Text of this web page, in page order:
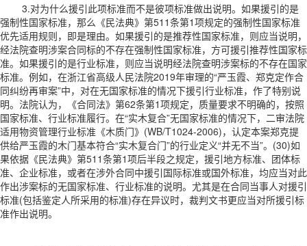
3.对为什么援引此项标准而不是彼项标准做出说明。如果援引的是
强制性国家标准，那么《民法典》第511条第1项规定的强制性国家标准
优先适用规则，即是理由。如果援引的是推荐性国家标准，则应当说明，
经法院查明涉案合同标的不存在强制性国家标准，方可援引推荐性国家标
准。如果援引的是行业标准，则应当说明经法院查明涉案标的不存在国家
标准。例如，在浙江省高级人民法院2019年审理的“严玉霞、郑克定作合
同纠纷再审案”中，对在无国家标准的情况下援引行业标准，作了特别说
明。法院认为，《合同法》第62条第1项规定，质量要求不明确的，按照
国家标准、行业标准履行。在“实木复合”无国家标准的情况下，二审法院
适用物资管理行业标准《木质门》(WB/T1024-2006)，认定本案郑克提
供给严玉霞的木门基本符合“实木复合门”的行业定义“并无不当”。(30)如
果依据《民法典》第511条第1项后半段之规定，援引地方标准、团体标
准、企业标准，或者在涉外合同中援引国际标准或国外标准，均应当对此
作出涉案标的无国家标准、行业标准的说明。尤其是在合同当事人对援引
标准(包括鉴定人所采用的标准)存在异议时，裁判文书更应当对所援引标
准作出说明。